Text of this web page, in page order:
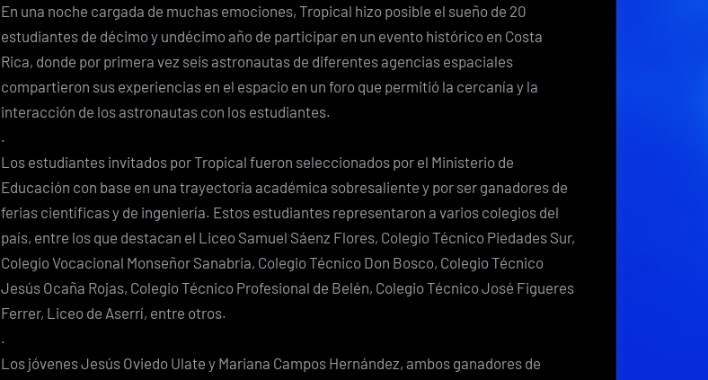
cara
a
cara
con
la
astronomía
En una noche cargada de muchas emociones, Tropical hizo posible el sueño de 20
estudiantes de décimo y undécimo año de participar en un evento histórico en Costa
Rica, donde por primera vez seis astronautas de diferentes agencias espaciales
compartieron sus experiencias en el espacio en un foro que permitió la cercanía y la
interacción de los astronautas con los estudiantes.
.
Los estudiantes invitados por Tropical fueron seleccionados por el Ministerio de
Educación con base en una trayectoria académica sobresaliente y por ser ganadores de
ferias científicas y de ingeniería. Estos estudiantes representaron a varios colegios del
país, entre los que destacan el Liceo Samuel Sáenz Flores, Colegio Técnico Piedades Sur,
Colegio Vocacional Monseñor Sanabria, Colegio Técnico Don Bosco, Colegio Técnico
Jesús Ocaña Rojas, Colegio Técnico Profesional de Belén, Colegio Técnico José Figueres
Ferrer, Liceo de Aserrí, entre otros.
.
Los jóvenes Jesús Oviedo Ulate y Mariana Campos Hernández, ambos ganadores de